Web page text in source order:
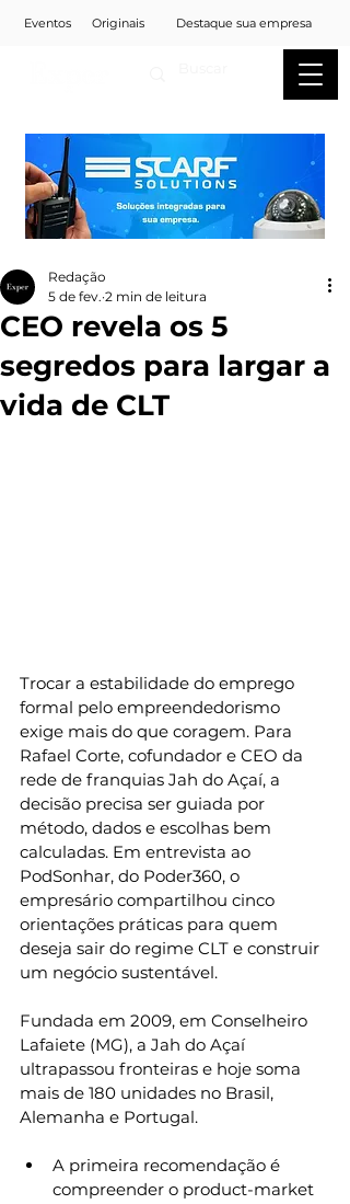
Eventos Originais Destaque sua empresa
CEO revela os 5
segredos para largar a
vida de CLT
Redação
5 de fev. 2 min de leitura
Trocar a estabilidade do emprego
formal pelo empreendedorismo
exige mais do que coragem. Para
Rafael Corte, cofundador e CEO da
rede de franquias Jah do Açaí, a
decisão precisa ser guiada por
método, dados e escolhas bem
calculadas. Em entrevista ao
PodSonhar, do Poder360, o
empresário compartilhou cinco
orientações práticas para quem
deseja sair do regime CLT e construir
um negócio sustentável.
Fundada em 2009, em Conselheiro
Lafaiete (MG), a Jah do Açaí
ultrapassou fronteiras e hoje soma
mais de 180 unidades no Brasil,
Alemanha e Portugal.
A primeira recomendação é
compreender o product-market